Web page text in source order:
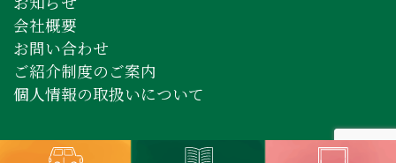
会社概要
お問い合わせ
ご紹介制度のご案内
個人情報の取扱いについて